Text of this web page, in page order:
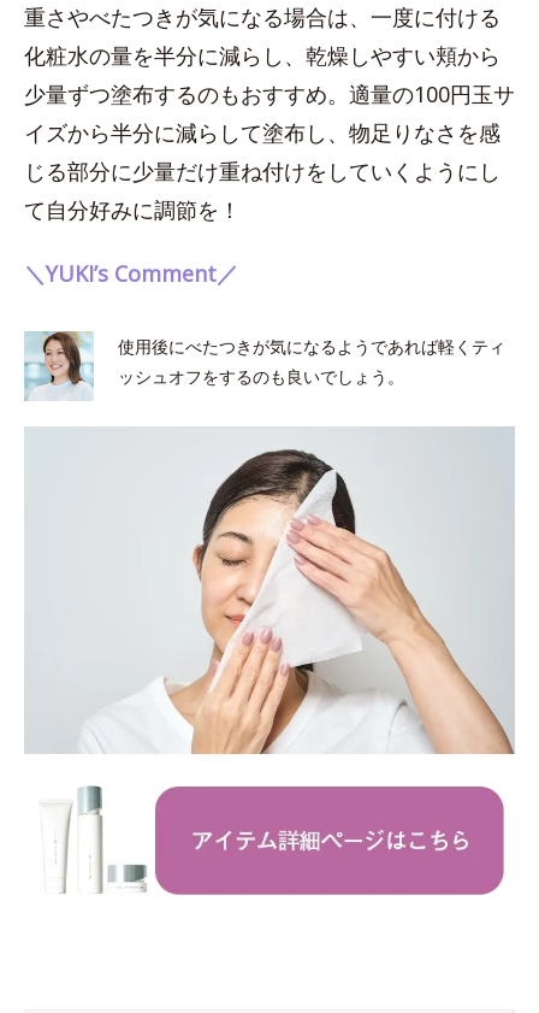
重さやべたつきが気になる場合は、一度に付ける
化粧水の量を半分に減らし、乾燥しやすい頬から
少量ずつ塗布するのもおすすめ。適量の100円玉サ
イズから半分に減らして塗布し、物足りなさを感
じる部分に少量だけ重ね付けをしていくようにし
て自分好みに調節を！
＼YUKI’s Comment／
使用後にべたつきが気になるようであれば軽くティ
ッシュオフをするのも良いでしょう。